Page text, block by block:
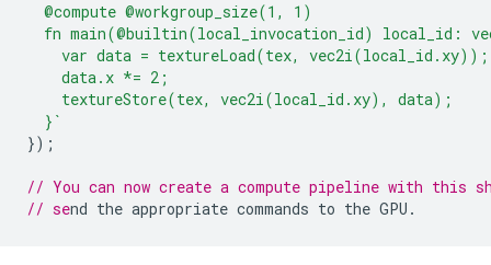
  @compute @workgroup_size(1, 1)
fn main(@builtin(local_invocation_id) local_id:
    var data = textureLoad(tex, vec2i(local_id.xy));
    data.x *= 2;
    textureStore(tex, vec2i(local_id.xy), data);
  }`
});
// You can now create a compute pipeline with this
// se